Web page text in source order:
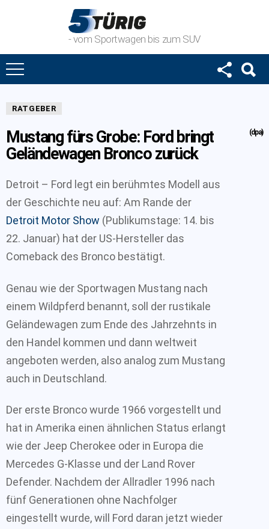
- vom Sportwagen bis zum SUV
RATGEBER
Mustang fürs Grobe: Ford bringt
Geländewagen Bronco zurück
(dpa)
Detroit – Ford legt ein berühmtes Modell aus
der Geschichte neu auf: Am Rande der
Detroit Motor Show (Publikumstage: 14. bis
22. Januar) hat der US-Hersteller das
Comeback des Bronco bestätigt.
Genau wie der Sportwagen Mustang nach
einem Wildpferd benannt, soll der rustikale
Geländewagen zum Ende des Jahrzehnts in
den Handel kommen und dann weltweit
angeboten werden, also analog zum Mustang
auch in Deutschland.
Der erste Bronco wurde 1966 vorgestellt und
hat in Amerika einen ähnlichen Status erlangt
wie der Jeep Cherokee oder in Europa die
Mercedes G-Klasse und der Land Rover
Defender. Nachdem der Allradler 1996 nach
fünf Generationen ohne Nachfolger
eingestellt wurde, will Ford daran jetzt wieder